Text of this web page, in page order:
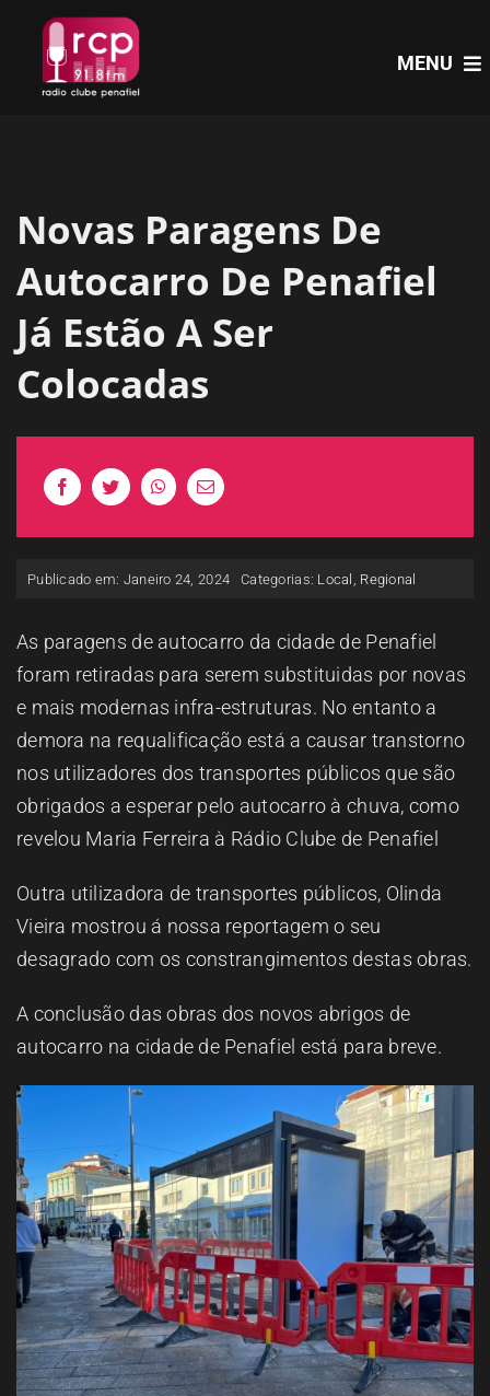
content
MENU
PROGRAMAS
NOTÍCIAS
OUVIR
Novas Paragens De
Autocarro De Penafiel
Já Estão A Ser
Colocadas
Publicado em: Janeiro 24, 2024 Categorias: Local Regional
As paragens de autocarro da cidade de Penafiel
foram retiradas para serem substituidas por novas
e mais modernas infra-estruturas. No entanto a
demora na requalificação está a causar transtorno
nos utilizadores dos transportes públicos que são
obrigados a esperar pelo autocarro à chuva, como
revelou Maria Ferreira à Rádio Clube de Penafiel
Outra utilizadora de transportes públicos, Olinda
Vieira mostrou á nossa reportagem o seu
desagrado com os constrangimentos destas obras.
A conclusão das obras dos novos abrigos de
autocarro na cidade de Penafiel está para breve.